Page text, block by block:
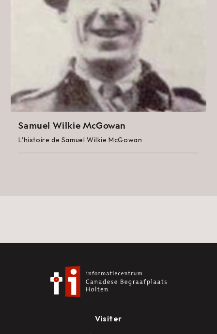
Samuel Wilkie McGowan
L'histoire de Samuel Wilkie McGowan
Visiter